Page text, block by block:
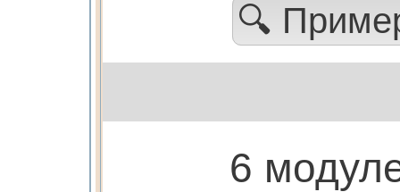
🔍
6